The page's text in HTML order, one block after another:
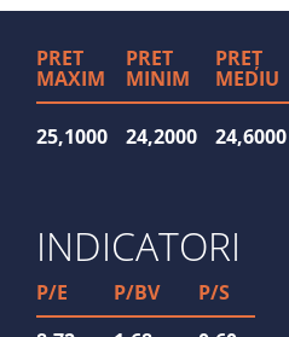
PRET
MAXIM
PRET
MINIM
PREȚ
MEDIU
25,1000 24,2000 24,6000
INDICATORI
P/E P/BV
P/S